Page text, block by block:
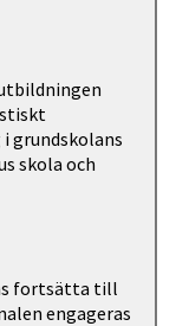
grundskolans
skola och
fortsätta till
engageras